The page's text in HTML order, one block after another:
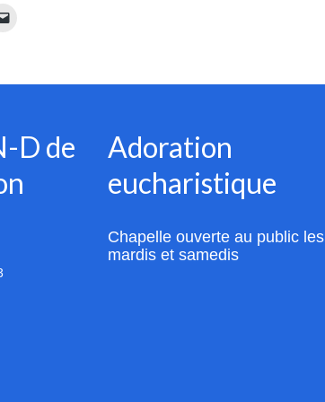
D de
Adoration
eucharistique
Chapelle ouverte au public les
mardis et samedis